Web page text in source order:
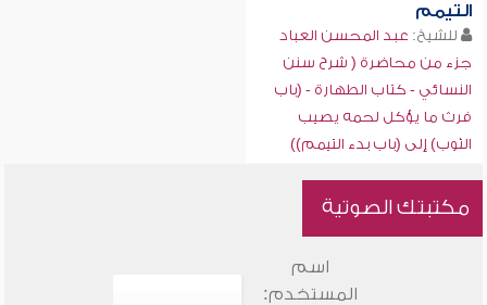
التيمم
للشيخ: عبد المحسن العباد
جزء من محاضرة ( شرح سنن
النسائي - كتاب الطهارة - (باب
فرث ما يؤكل لحمه يصيب
الثوب) إلى (باب بدء التيمم))
مكتبتك الصوتية
اسم
المستخدم: